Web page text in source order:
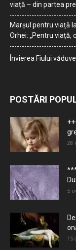
viață – din partea
Marșul pentru viață
Orhei: „Pentru viață,
Învierea Fiului
POSTĂRI
28
5
15